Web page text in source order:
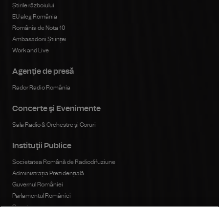
Știrile războiului
EU aleg România
România de Nota 10
Ambasadorii Științei
Work and Live
Agenţie de presă
Rador Radio România
Concerte şi Evenimente
Sala Radio & Orchestre și Coruri
Instituţii Publice
Societatea Română de Radiodifuziune
Administrația Prezidențială
Guvernul României
Parlamentul României